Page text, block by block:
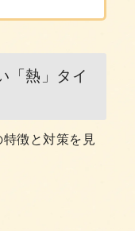
「熱」タイ
特徴と対策を見